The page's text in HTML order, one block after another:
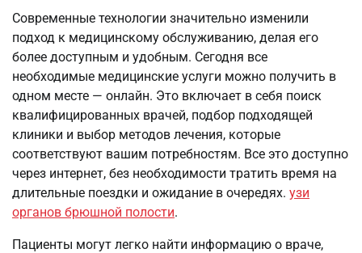
Современные технологии значительно изменили
подход к медицинскому обслуживанию, делая его
более доступным и удобным. Сегодня все
необходимые медицинские услуги можно получить в
одном месте — онлайн. Это включает в себя поиск
квалифицированных врачей, подбор подходящей
клиники и выбор методов лечения, которые
соответствуют вашим потребностям. Все это доступно
через интернет, без необходимости тратить время на
длительные поездки и ожидание в очередях. узи
органов брюшной полости.
Пациенты могут легко найти информацию о враче,